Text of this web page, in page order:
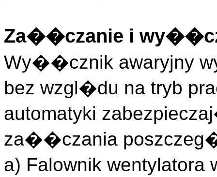
Za��czanie i
Wy��cznik awaryjny
bez wzgl�du na tryb
automatyki
za��czania
a) Falownik